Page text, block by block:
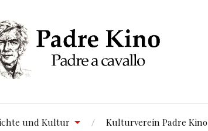
und Kultur Kulturverein Padre Kino